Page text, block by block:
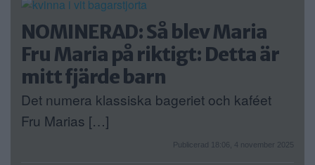
NOMINERAD: Så blev Maria
Fru Maria på riktigt: Detta är
mitt fjärde barn
Det numera klassiska bageriet och kaféet
Fru Marias […]
Publicerad 18:06, 4 november 2025